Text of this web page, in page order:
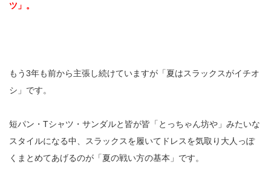
ツ」。
もう3年も前から主張し続けていますが「夏はスラックスがイチオ
シ」です。
短パン・Tシャツ・サンダルと皆が皆「とっちゃん坊や」みたいな
スタイルになる中、スラックスを履いてドレスを気取り大人っぽ
くまとめてあげるのが「夏の戦い方の基本」です。